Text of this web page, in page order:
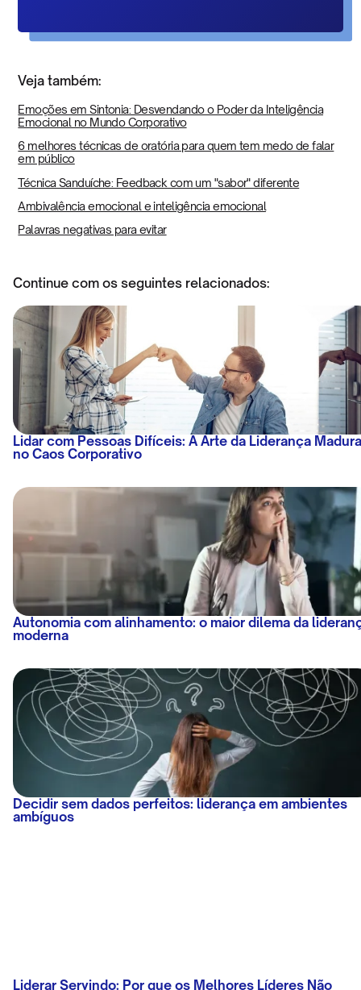
Veja também:
Emoções em Sintonia: Desvendando o Poder da Inteligência
Emocional no Mundo Corporativo
6 melhores técnicas de oratória para quem tem medo de falar
em público
Técnica Sanduíche: Feedback com um "sabor" diferente
Ambivalência emocional e inteligência emocional
Palavras negativas para evitar
Continue com os seguintes relacionados:
Lidar com Pessoas Difíceis: A Arte da Liderança Madura
no Caos Corporativo
Autonomia com alinhamento: o maior dilema da
moderna
Decidir sem dados perfeitos: liderança em ambientes
ambíguos
Liderar Servindo: Por que os Melhores Líderes Não